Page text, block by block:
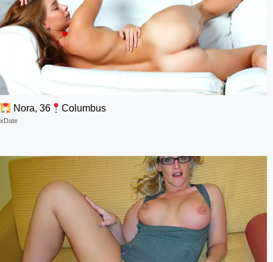
Nora, 36 Columbus
xDate